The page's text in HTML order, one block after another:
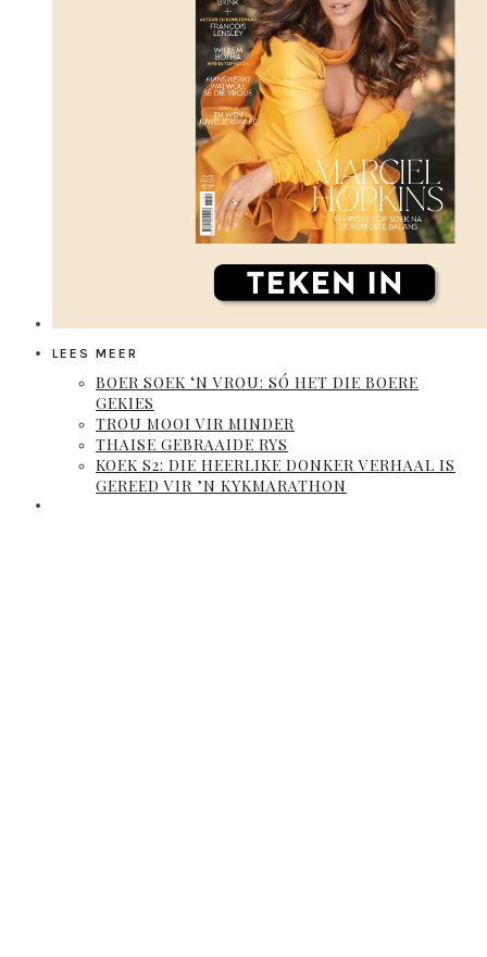
LEES MEER
BOER SOEK ‘N VROU: SÓ HET DIE BOERE
GEKIES
TROU MOOI VIR MINDER
THAISE GEBRAAIDE RYS
KOEK S2: DIE HEERLIKE DONKER VERHAAL IS
GEREED VIR ’N KYKMARATHON